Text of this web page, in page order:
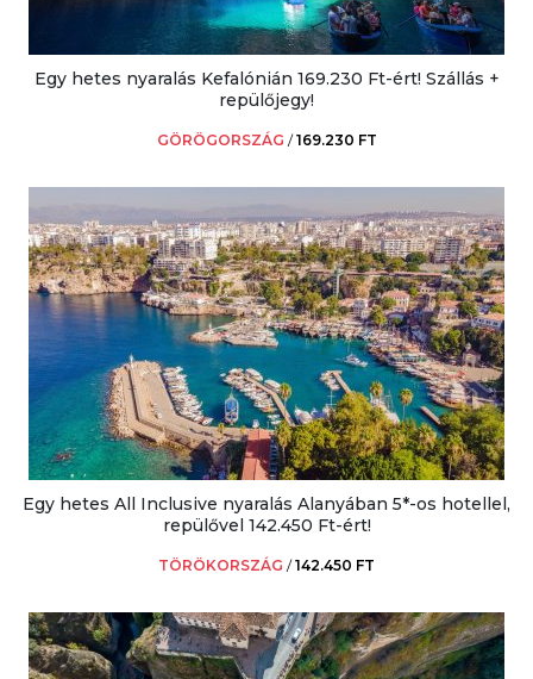
Egy hetes nyaralás Kefalónián 169.230 Ft-ért! Szállás +
repülőjegy!
GÖRÖGORSZÁG /169.230 FT
Egy hetes All Inclusive nyaralás Alanyában 5*-os hotellel,
repülővel 142.450 Ft-ért!
TÖRÖKORSZÁG /142.450 FT